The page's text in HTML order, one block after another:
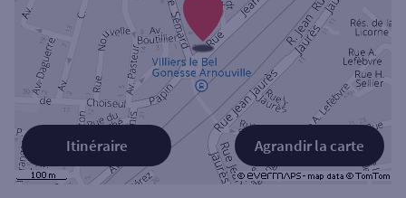
Agrandir la carte
Itinéraire